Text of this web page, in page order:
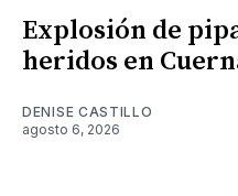
Explosión de
heridos en
DENISE CASTILLO
agosto 6, 2026